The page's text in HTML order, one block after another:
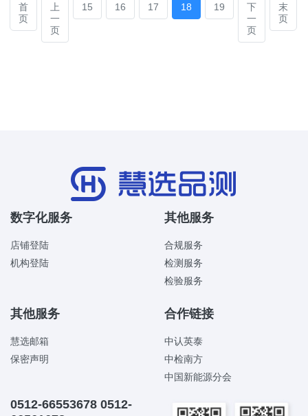
首
页
上
一
页
15 16 17 18 19
下
一
页
末
页
数字化服务
店铺登陆
机构登陆
其他服务
合规服务
检测服务
检验服务
其他服务
慧选邮箱
保密声明
合作链接
中认英泰
中检南方
中国新能源分会
0512-66553678 0512-